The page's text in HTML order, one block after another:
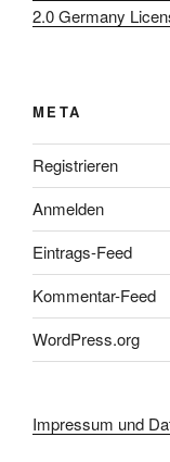
2.0 Germany
META
Registrieren
Anmelden
Eintrags-Feed
Kommentar-Feed
WordPress.org
Impressum und